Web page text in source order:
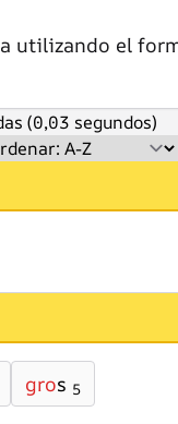
utilizando el
(0,03 segundos)
gros 5